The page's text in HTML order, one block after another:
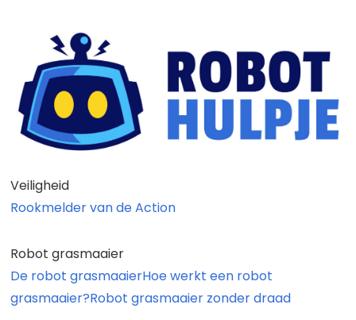
Veiligheid
Rookmelder van de Action
Robot grasmaaier
De robot grasmaaierHoe werkt een robot
grasmaaier?Robot grasmaaier zonder draad